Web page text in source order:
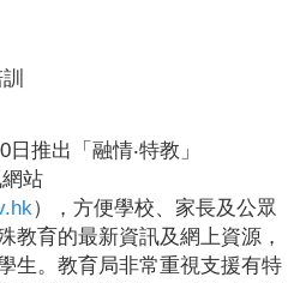
日推出「融情‧特教」
站
），方便學校、家長及公眾
教育的最新資訊及網上資源，
生。教育局非常重視支援有特